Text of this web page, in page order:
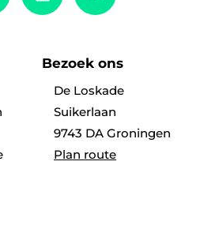
Bezoek ons
De Loskade
Suikerlaan
9743 DA Groningen
Plan route